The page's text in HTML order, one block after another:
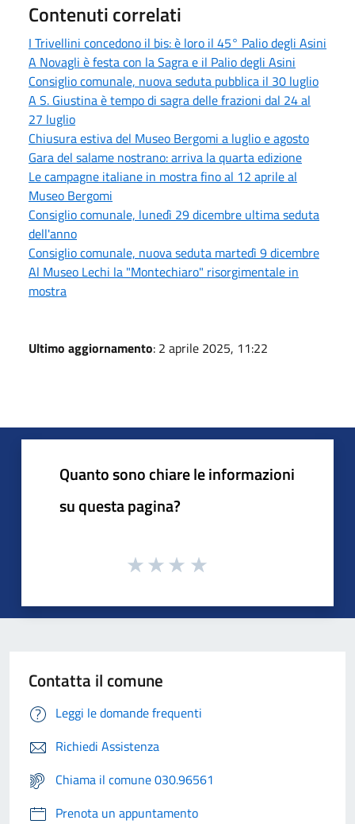
Contenuti correlati
I Trivellini concedono il bis: è loro il 45° Palio degli Asini
A Novagli è festa con la Sagra e il Palio degli Asini
Consiglio comunale, nuova seduta pubblica il 30 luglio
A S. Giustina è tempo di sagra delle frazioni dal 24 al
27 luglio
Chiusura estiva del Museo Bergomi a luglio e agosto
Gara del salame nostrano: arriva la quarta edizione
Le campagne italiane in mostra fino al 12 aprile al
Museo Bergomi
Consiglio comunale, lunedì 29 dicembre ultima seduta
dell'anno
Consiglio comunale, nuova seduta martedì 9 dicembre
Al Museo Lechi la "Montechiaro" risorgimentale in
mostra
Ultimo aggiornamento: 2 aprile 2025, 11:22
Quanto sono chiare le informazioni
su questa pagina?
Contatta il comune
Leggi le domande frequenti
Richiedi Assistenza
Chiama il comune 030.96561
Prenota un appuntamento